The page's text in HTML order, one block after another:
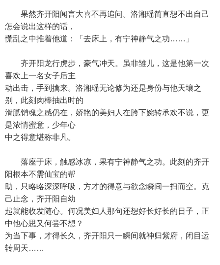
果然齐开阳闻言大喜不再追问。洛湘瑶简直想不出自己
怎会说出这样的话，
慌乱之中推着他道：「去床上，有宁神静气之功……」
齐开阳龙行虎步，豪气冲天。虽非雏儿，这是他第一次
喜欢上一名女子后主
动出击，手到擒来。洛湘瑶无论修为还是身份与他天壤之
别，此刻肉棒抽出时的
滑腻销魂之感仍在，娇艳的美妇人在胯下婉转承欢不说，更
是浓情蜜意，少年心
中之得意堪称非凡。
落座于床，触感冰凉，果有宁神静气之功。此刻的齐开
阳根本不需仙宝的帮
助，只略略深深呼吸，方才的得意与欲念瞬间一扫而空。克
己止念，齐开阳自幼
起就能收发随心。何况美妇人那句还想好长好长的日子，正
中他心思又何尝不想？
为当下事，才得长久，齐开阳只一瞬间就神归紫府，闭目运
转周天……